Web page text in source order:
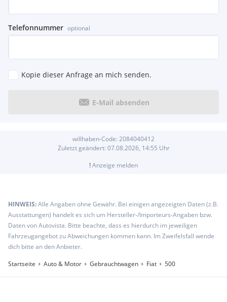
Telefonnummer optional
Kopie dieser Anfrage an mich senden.
E-Mail absenden
willhaben-Code: 2084040412
Zuletzt geändert: 07.08.2026, 14:55 Uhr
!Anzeige melden
HINWEIS:Alle Angaben ohne Gewähr. Bei einigen angezeigten Daten (z.B.
Ausstattungen) handelt es sich um Hersteller-/Importeurs-Angaben bzw.
Daten von Autovista. Bitte beachte, dass es hierdurch im jeweiligen
Fahrzeugangebot zu Abweichungen kommen kann. Im Zweifelsfall wende
dich bitte an den Anbieter.
Startseite
Auto & Motor Gebrauchtwagen Fiat 500